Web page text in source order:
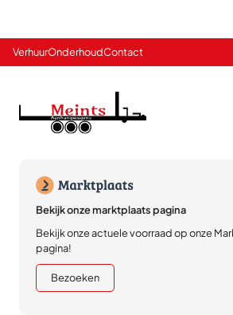
VerhuurOnderhoudContact
Bekijk onze marktplaats pagina
Bekijk onze actuele voorraad op onze
pagina!
Bezoeken